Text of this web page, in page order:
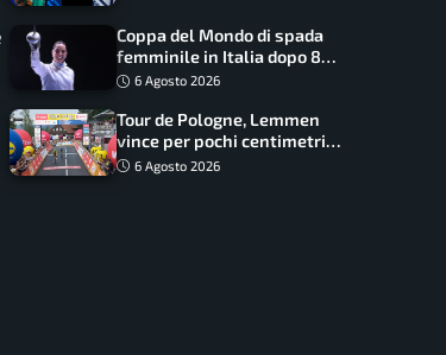
Coppa del Mondo di spada
femminile in Italia dopo 8
anni, Alberta Santuccio: “Il
frutti”
6 Agosto 2026
Tour de Pologne, Lemmen
vince per pochi centimetri
su Scaroni: maxi-caduta e
6 Agosto 2026